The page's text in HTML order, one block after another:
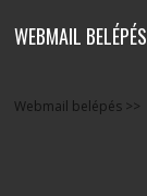
WEBMAIL BELÉPÉS
Webmail belépés >>